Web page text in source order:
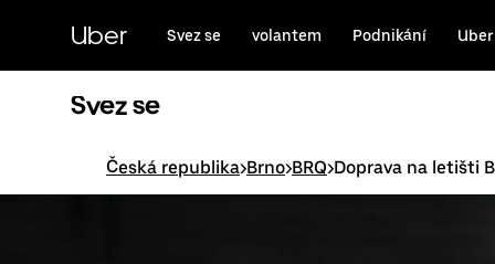
obsah
Uber Svez se volantem Podnikání
Svez se
Česká republika>Brno>BRQ>Doprava na letišti